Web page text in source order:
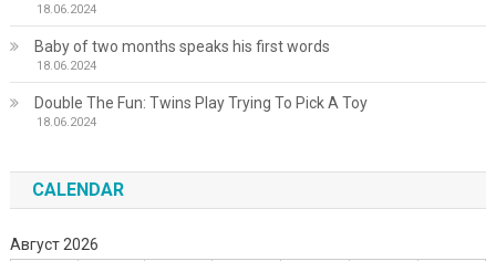
18.06.2024
Baby of two months speaks his first words
18.06.2024
Double The Fun: Twins Play Trying To Pick A Toy
18.06.2024
CALENDAR
Август 2026